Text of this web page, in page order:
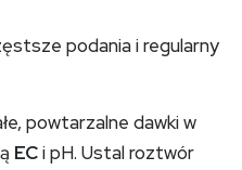
podania i regularny
powtarzalne dawki w
ECi pH. Ustal roztwór